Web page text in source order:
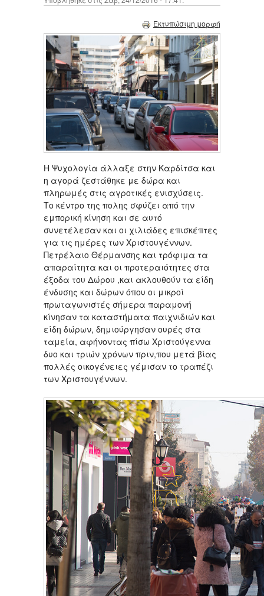
Εκτυπώσιμη μορφή
Η Ψυχολογία άλλαξε στην Καρδίτσα και
η αγορά ζεστάθηκε με δώρα και
πληρωμές στις αγροτικές ενισχύσεις.
Το κέντρο της πολης σφύζει από την
εμπορική κίνηση και σε αυτό
συνετέλεσαν και οι χιλιάδες επισκέπτες
για τις ημέρες των Χριστουγέννων.
Πετρέλαιο Θέρμανσης και τρόφιμα τα
απαραίτητα και οι προτεραιότητες στα
έξοδα του Δώρου ,και ακλουθούν τα είδη
ένδυσης και δώρων όπου οι μικροί
πρωταγωνιστές σήμερα παραμονή
κίνησαν τα καταστήματα παιχνιδιών και
είδη δώρων, δημιούργησαν ουρές στα
ταμεία, αφήνοντας πίσω Χριστούγεννα
δυο και τριών χρόνων πριν,που μετά βίας
πολλές οικογένειες γέμισαν το τραπέζι
των Χριστουγέννων.